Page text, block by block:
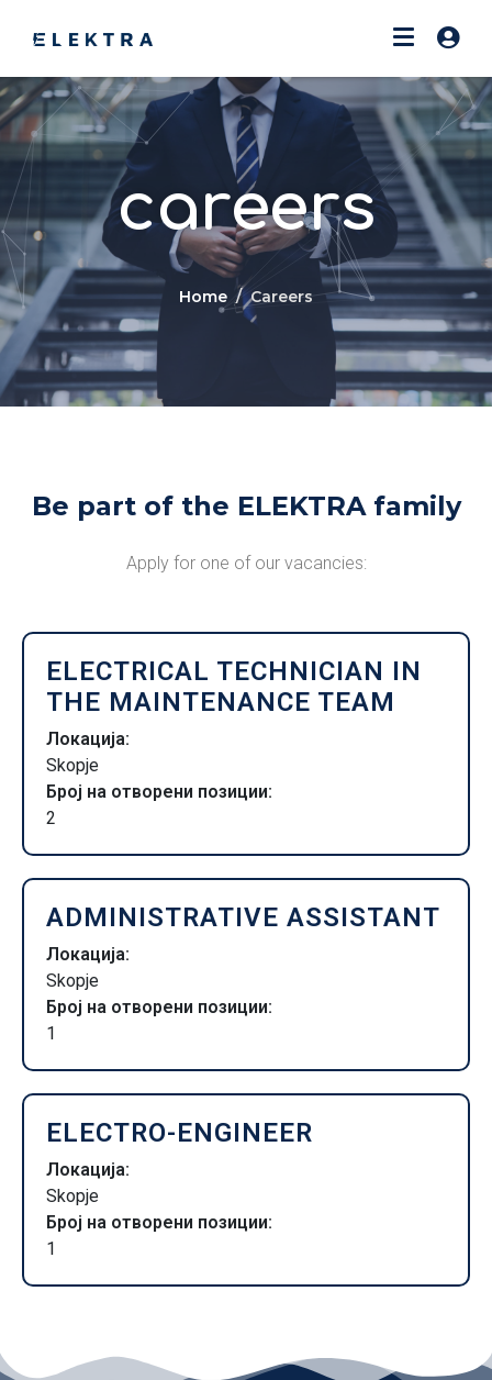
careers
Home Careers
Be part of the ELEKTRA family
Apply for one of our vacancies:
ELECTRICAL TECHNICIAN IN
THE MAINTENANCE TEAM
Локација:
Skopje
Број на отворени позиции:
2
ADMINISTRATIVE ASSISTANT
Локација:
Skopje
Број на отворени позиции:
1
ELECTRO-ENGINEER
Локација:
Skopje
Број на отворени позиции:
1